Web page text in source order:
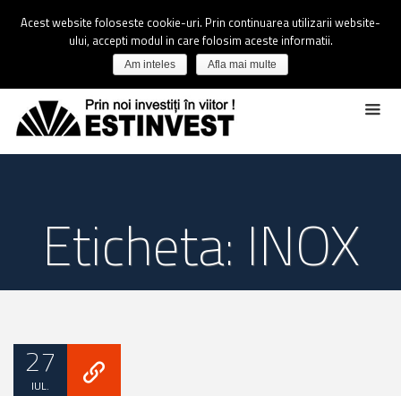
Eticheta: INOX
27
IUL.
Acest website foloseste cookie-uri. Prin continuarea utilizarii website-
ului, accepti modul in care folosim aceste informatii.
Am inteles Afla mai multe